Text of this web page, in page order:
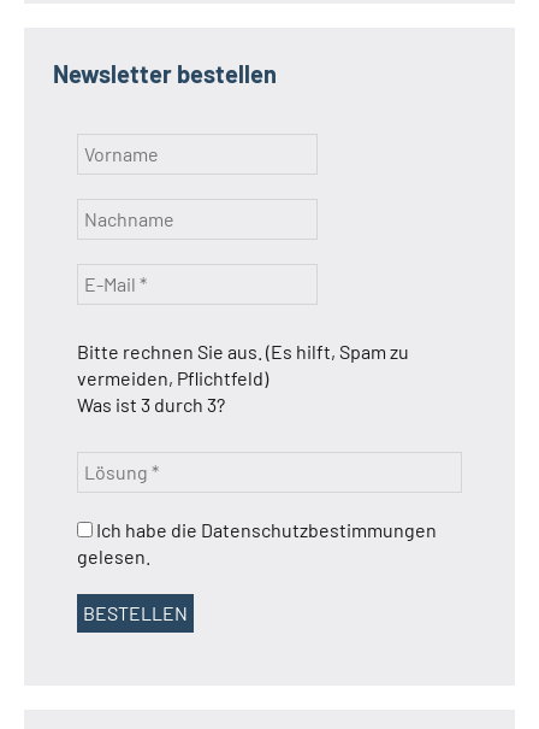
Newsletter bestellen
Bitte rechnen Sie aus. (Es hilft, Spam zu
vermeiden, Pflichtfeld)
Was ist 3 durch 3?
Ich habe die Datenschutzbestimmungen
gelesen.